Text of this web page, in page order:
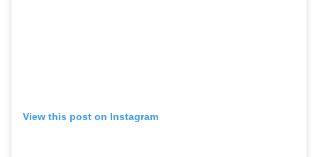
View this post on Instagram